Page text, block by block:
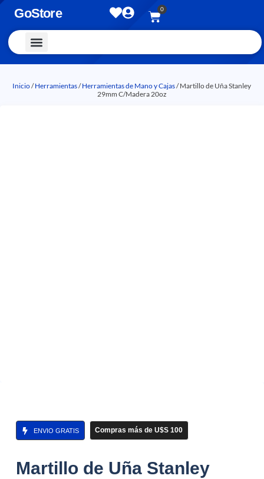
GoStore 0
Inicio/Herramientas/Herramientas de Mano y Cajas/ Martillo de Uña Stanley
29mm C/Madera 20oz
ENVIO GRATIS Compras más de U$S 100
Martillo de Uña Stanley